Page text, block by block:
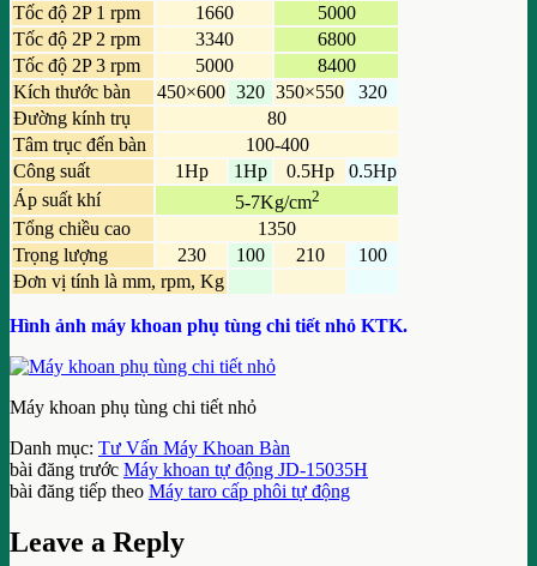
Tốc độ 2P 1 rpm
1660
5000
Tốc độ 2P 2 rpm
3340
6800
Tốc độ 2P 3 rpm
5000
8400
Kích thước bàn
450×600 320 350×550
320
Đường kính trụ
80
Tâm trục đến bàn
100-400
Công suất
1Hp 1Hp 0.5Hp
0.5Hp
Áp suất khí
5-7Kg/cm2
Tổng chiều cao
1350
Trọng lượng
230 100 210
100
Đơn vị tính là mm, rpm, Kg
Hình ảnh máy khoan phụ tùng chi tiết nhỏ KTK.
Máy khoan phụ tùng chi tiết nhỏ
Danh mục: Tư Vấn Máy Khoan Bàn
bài đăng trước Máy khoan tự động JD-15035H
bài đăng tiếp theo Máy taro cấp phôi tự động
Leave a Reply